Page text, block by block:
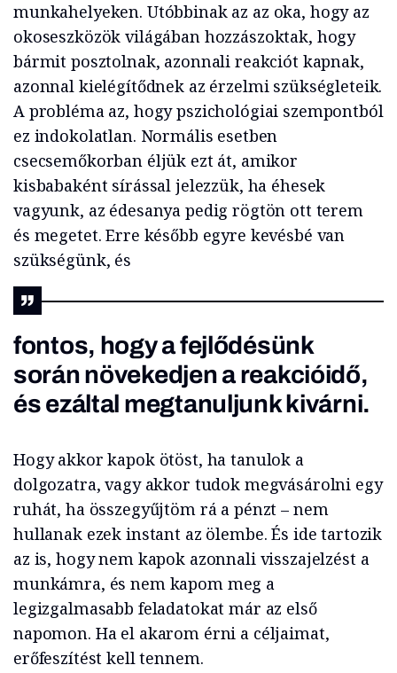
munkahelyeken. Utóbbinak az az oka, hogy az
okoseszközök világában hozzászoktak, hogy
bármit posztolnak, azonnali reakciót kapnak,
azonnal kielégítődnek az érzelmi szükségleteik.
A probléma az, hogy pszichológiai szempontból
ez indokolatlan. Normális esetben
csecsemőkorban éljük ezt át, amikor
kisbabaként sírással jelezzük, ha éhesek
vagyunk, az édesanya pedig rögtön ott terem
és megetet. Erre később egyre kevésbé van
szükségünk, és
fontos, hogy a fejlődésünk
során növekedjen a reakcióidő,
és ezáltal megtanuljunk kivárni.
Hogy akkor kapok ötöst, ha tanulok a
dolgozatra, vagy akkor tudok megvásárolni egy
ruhát, ha összegyűjtöm rá a pénzt – nem
hullanak ezek instant az ölembe. És ide tartozik
az is, hogy nem kapok azonnali visszajelzést a
munkámra, és nem kapom meg a
legizgalmasabb feladatokat már az első
napomon. Ha el akarom érni a céljaimat,
erőfeszítést kell tennem.